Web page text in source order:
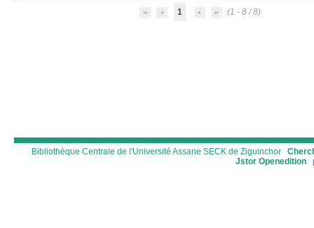
1 (1 - 8 / 8)
Bibliothèque Centrale de l'Université Assane SECK de Ziguinchor
Jstor Openedition